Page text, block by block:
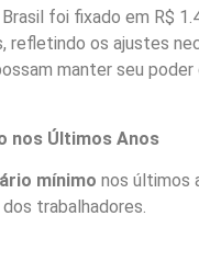
foi fixado em R$
refletindo os ajustes
manter seu
nos Últimos Anos
mínimo nos últimos
trabalhadores.